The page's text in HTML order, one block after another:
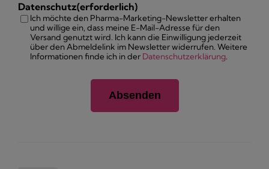
Datenschutz(erforderlich)
Ich möchte den Pharma-Marketing-Newsletter erhalten
und willige ein, dass meine E-Mail-Adresse für den
Versand genutzt wird. Ich kann die Einwilligung jederzeit
über den Abmeldelink im Newsletter widerrufen. Weitere
Informationen finde ich in der Datenschutzerklärung.